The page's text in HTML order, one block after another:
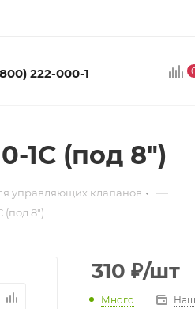
222-000-1
1С (под 8")
управляющих клапанов —
(под 8")
310 ₽/шт
Много